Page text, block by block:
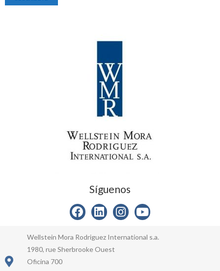
Síguenos
Wellstein Mora Rodriguez International s.a.
1980, rue Sherbrooke Ouest
Oficina 700